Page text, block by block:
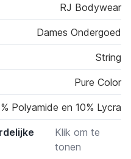
RJ Bodywear
Dames Ondergoed
String
Pure Color
Polyamide en 10% Lycra
Klik om te
tonen